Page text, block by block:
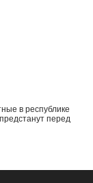
в республике
перед